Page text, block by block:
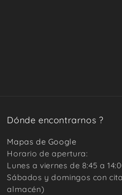
Dónde encontrarnos ?
Mapas de Google
Horario de apertura:
Lunes a viernes de 8:45 a
Sábados y domingos con
almacén)